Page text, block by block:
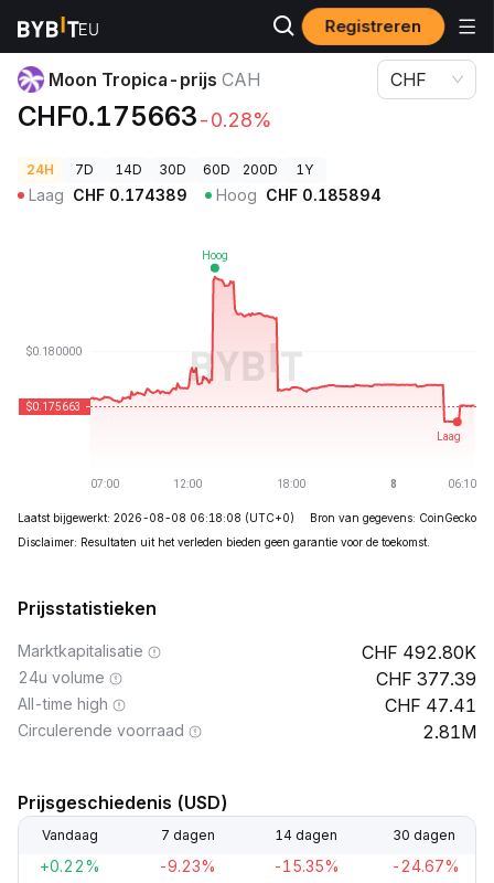
Registreren
Cryptoprijzen Moon Tropica-prijs CAH
Moon Tropica-prijs CAH
CHF0.175663-0.28%
CHF
24H 7D 14D 30D 60D 200D 1Y
Laag CHF 0.174389 Hoog CHF 0.185894
Laatst bijgewerkt: 2026-08-08 06:18:08 (UTC+0)
Bron van gegevens: CoinGecko
Disclaimer: Resultaten uit het verleden bieden geen garantie voor de toekomst.
Prijsstatistieken
Marktkapitalisatie 492.80K
24u volume 377.39
All-time high 47.41
Circulerende voorraad 2.81M
Prijsgeschiedenis (USD)
Vandaag 7 dagen 14 dagen 30 dagen
+0.22% -9.23% -15.35% -24.67%